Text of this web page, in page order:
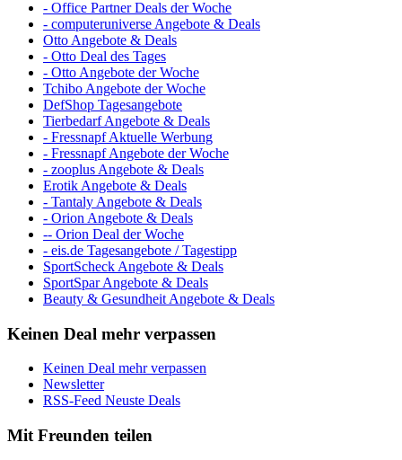
- Office Partner Deals der Woche
- computeruniverse Angebote & Deals
Otto Angebote & Deals
- Otto Deal des Tages
- Otto Angebote der Woche
Tchibo Angebote der Woche
DefShop Tagesangebote
Tierbedarf Angebote & Deals
- Fressnapf Aktuelle Werbung
- Fressnapf Angebote der Woche
- zooplus Angebote & Deals
Erotik Angebote & Deals
- Tantaly Angebote & Deals
- Orion Angebote & Deals
-- Orion Deal der Woche
- eis.de Tagesangebote / Tagestipp
SportScheck Angebote & Deals
SportSpar Angebote & Deals
Beauty & Gesundheit Angebote & Deals
Keinen Deal mehr verpassen
Keinen Deal mehr verpassen
Newsletter
RSS-Feed Neuste Deals
Mit Freunden teilen